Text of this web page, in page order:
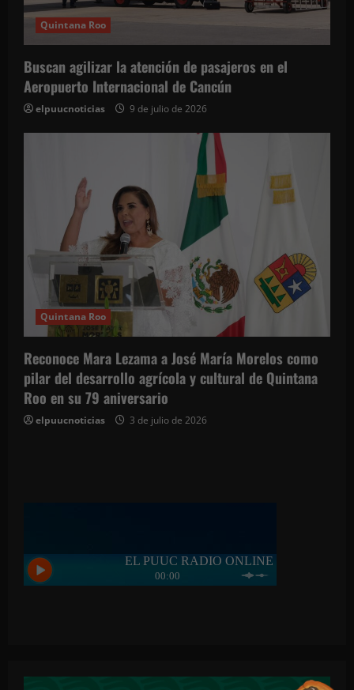
Quintana Roo
Buscan agilizar la atención de pasajeros en el
Aeropuerto Internacional de Cancún
elpuucnoticias 9 de julio de 2026
Quintana Roo
Reconoce Mara Lezama a José María Morelos como
pilar del desarrollo agrícola y cultural de Quintana
Roo en su 79 aniversario
elpuucnoticias 3 de julio de 2026